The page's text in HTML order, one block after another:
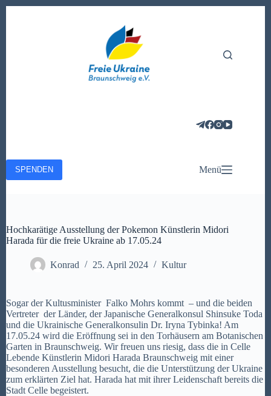
SPENDEN Menü
Hochkarätige Ausstellung der Pokemon Künstlerin Midori
Harada für die freie Ukraine ab 17.05.24
Konrad 25. April 2024 Kultur
Sogar der Kultusminister Falko Mohrs kommt – und die beiden
Vertreter der Länder, der Japanische Generalkonsul Shinsuke Toda
und die Ukrainische Generalkonsulin Dr. Iryna Tybinka! Am
17.05.24 wird die Eröffnung sei in den Torhäusern am Botanischen
Garten in Braunschweig. Wir freuen uns riesig, dass die in Celle
Lebende Künstlerin Midori Harada Braunschweig mit einer
besonderen Ausstellung besucht, die die Unterstützung der Ukraine
zum erklärten Ziel hat. Harada hat mit ihrer Leidenschaft bereits die
Stadt Celle begeistert.